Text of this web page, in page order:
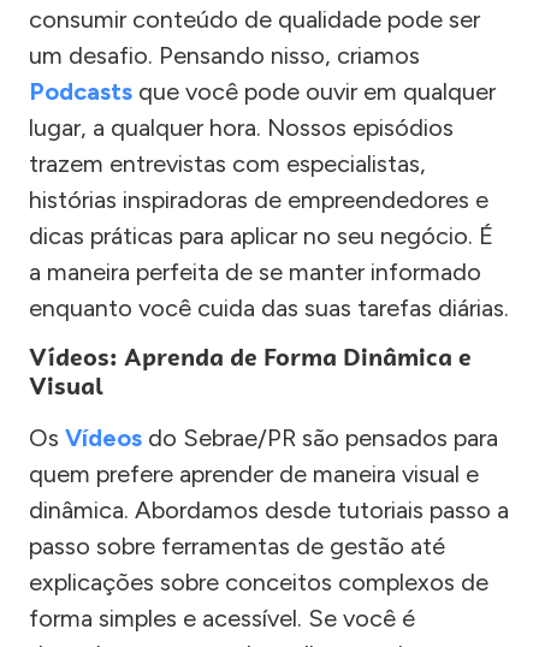
consumir conteúdo de qualidade pode ser
um desafio. Pensando nisso, criamos
Podcasts que você pode ouvir em qualquer
lugar, a qualquer hora. Nossos episódios
trazem entrevistas com especialistas,
histórias inspiradoras de empreendedores e
dicas práticas para aplicar no seu negócio. É
a maneira perfeita de se manter informado
enquanto você cuida das suas tarefas diárias.
Vídeos: Aprenda de Forma Dinâmica e
Visual
Os Vídeos do Sebrae/PR são pensados para
quem prefere aprender de maneira visual e
dinâmica. Abordamos desde tutoriais passo a
passo sobre ferramentas de gestão até
explicações sobre conceitos complexos de
forma simples e acessível. Se você é